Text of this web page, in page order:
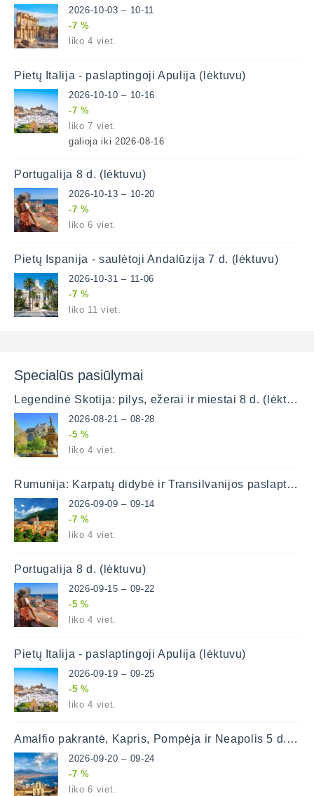
2026-10-03 – 10-11
-7 %
liko 4 viet.
Pietų Italija - paslaptingoji Apulija (lėktuvu)
2026-10-10 – 10-16
-7 %
liko 7 viet.
galioja iki 2026-08-16
Portugalija 8 d. (lėktuvu)
2026-10-13 – 10-20
-7 %
liko 6 viet.
Pietų Ispanija - saulėtoji Andalūzija 7 d. (lėktuvu)
2026-10-31 – 11-06
-7 %
liko 11 viet.
Specialūs pasiūlymai
Legendinė Škotija: pilys, ežerai ir miestai 8 d. (lėktuvu)
2026-08-21 – 08-28
-5 %
liko 4 viet.
Rumunija: Karpatų didybė ir Transilvanijos paslaptys (lėktuvu)
2026-09-09 – 09-14
-7 %
liko 4 viet.
Portugalija 8 d. (lėktuvu)
2026-09-15 – 09-22
-5 %
liko 4 viet.
Pietų Italija - paslaptingoji Apulija (lėktuvu)
2026-09-19 – 09-25
-5 %
liko 4 viet.
Amalfio pakrantė, Kapris, Pompėja ir Neapolis 5 d. (lėktuvu)
2026-09-20 – 09-24
-7 %
liko 6 viet.